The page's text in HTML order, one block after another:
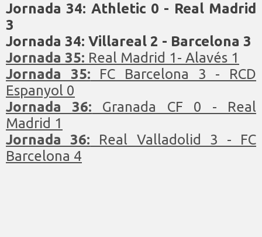
Jornada 34: Athletic 0 - Real Madrid
3
Jornada 34: Villareal 2 - Barcelona 3
Jornada 35: Real Madrid 1- Alavés 1
Jornada 35: FC Barcelona 3 - RCD
Espanyol 0
Jornada 36: Granada CF 0 - Real
Madrid 1
Jornada 36: Real Valladolid 3 - FC
Barcelona 4